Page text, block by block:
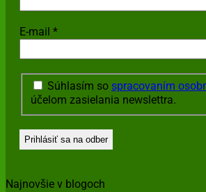
E-mail *
Súhlasím so spracovaním
účelom zasielania newslettra.
Najnovšie v blogoch